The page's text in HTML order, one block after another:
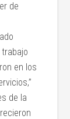
de
en los
de la